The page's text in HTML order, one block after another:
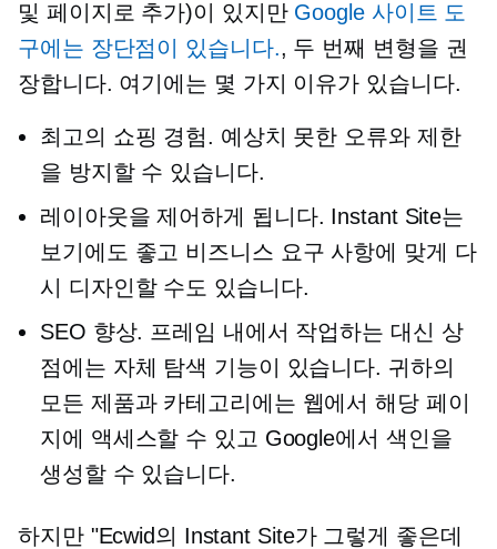
및 페이지로 추가)이 있지만 Google 사이트 도
구에는 장단점이 있습니다., 두 번째 변형을 권
장합니다. 여기에는 몇 가지 이유가 있습니다.
최고의 쇼핑 경험. 예상치 못한 오류와 제한
을 방지할 수 있습니다.
레이아웃을 제어하게 됩니다. Instant Site는
보기에도 좋고 비즈니스 요구 사항에 맞게 다
시 디자인할 수도 있습니다.
SEO 향상. 프레임 내에서 작업하는 대신 상
점에는 자체 탐색 기능이 있습니다. 귀하의
모든 제품과 카테고리에는 웹에서 해당 페이
지에 액세스할 수 있고 Google에서 색인을
생성할 수 있습니다.
하지만 "Ecwid의 Instant Site가 그렇게 좋은데